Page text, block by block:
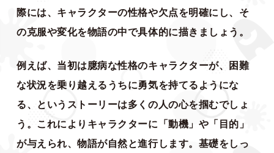
際には、キャラクターの性格や欠点を明確にし、そ
の克服や変化を物語の中で具体的に描きましょう。
例えば、当初は臆病な性格のキャラクターが、困難
な状況を乗り越えるうちに勇気を持てるようにな
る、というストーリーは多くの人の心を掴むでしょ
う。これによりキャラクターに「動機」や「目的」
が与えられ、物語が自然と進行します。基礎をしっ